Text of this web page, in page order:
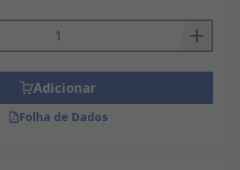
Adicionar
Folha de Dados